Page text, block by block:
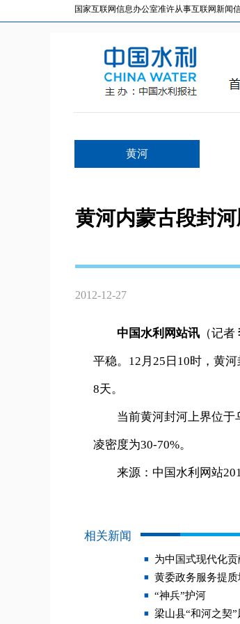
国家互联网信息办公室准许从事互联网新闻
黄河
黄河内蒙古段封
2012-12-27
中国水利网站讯 （记者
平稳。12月25日10时，黄
8天。
当前黄河封河上界位于乌
凌密度为30-70%。
来源：中国水利网站
相关新闻
为中国式现代化
黄委政务服务提质
“神兵”护河
梁山县“和河之契